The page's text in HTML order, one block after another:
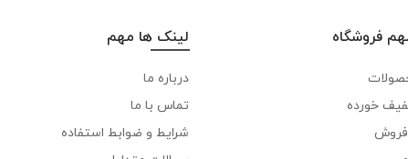
فروشگاه
خورده
لینک ها مهم
درباره ما
تماس با ما
شرایط و ضوابط استفاده